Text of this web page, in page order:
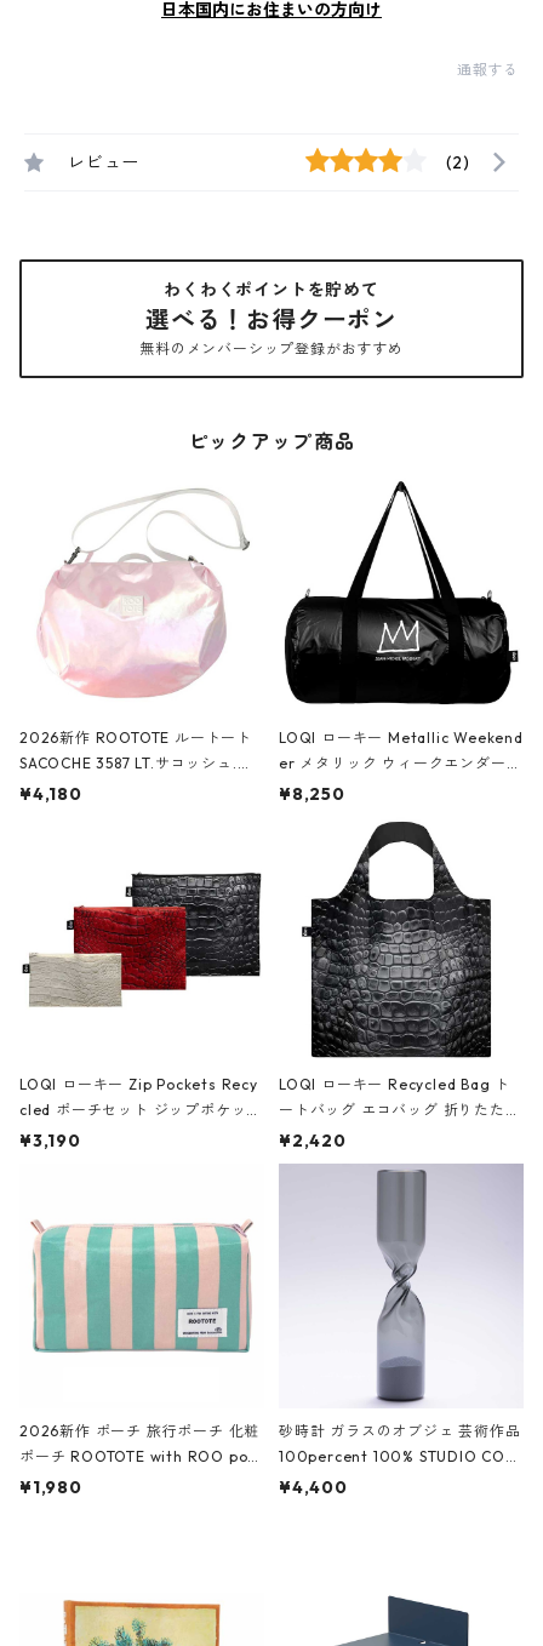
日本国内にお住まいの方向け
通報する
レビュー (2)
わくわくポイントを貯めて
選べる！お得クーポン
無料のメンバーシップ登録がおすすめ
ピックアップ商品
2026新作 ROOTOTE ルートート
SACOCHE 3587 LT.サコッシュ.ル
ミエ-B ショルダーバッグ グロスピ
¥4,180
LOQI ローキー Metallic Weekend
er メタリック ウィークエンダー
ボストンバッグ ショルダーバッグ
Black ジャン=ミッシェル・バスキ
ア/クラウン ブラック
¥8,250
LOQI ローキー Zip Pockets Recy
cled ポーチセット ジップポケット
ファスナーポーチ 撥水加工 トラベ
ーガンディー、オフホワイト
¥3,190
LOQI ローキー Recycled Bag ト
ートバッグ エコバッグ 折りたたみ
大きめ 撥水加工 収納ポーチ CRO
CODILE/Black クロコダイル/ブラ
¥2,420
2026新作 ポーチ 旅行ポーチ 化粧
ポーチ ROOTOTE with ROO pou
ch 3532 ルートート WR.ポーチ.ラ
¥1,980
砂時計 ガラスのオブジェ 芸術作品
100percent 100% STUDIO COH
AKU Timeless 100パーセント ス
¥4,400